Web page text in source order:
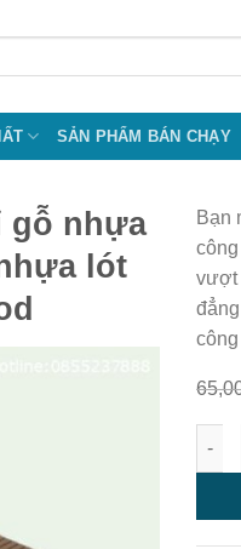
SẢN PHẨM BÁN CHẠY
gỗ nhựa
lót
Bạn
vượt
Ván